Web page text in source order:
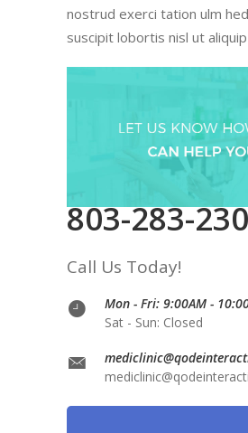
nostrud exerci tation ulm
suscipit lobortis nisl ut
803-283-
Call Us Today!
Mon - Fri: 9:00AM -
Sat - Sun: Closed